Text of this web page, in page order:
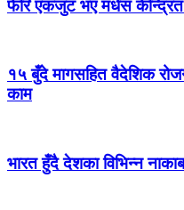
फेरि एकजुट भए मधेस केन्द्रित
१५ बुँदे मागसहित वैदेशिक
काम
भारत हुँदै देशका विभिन्न